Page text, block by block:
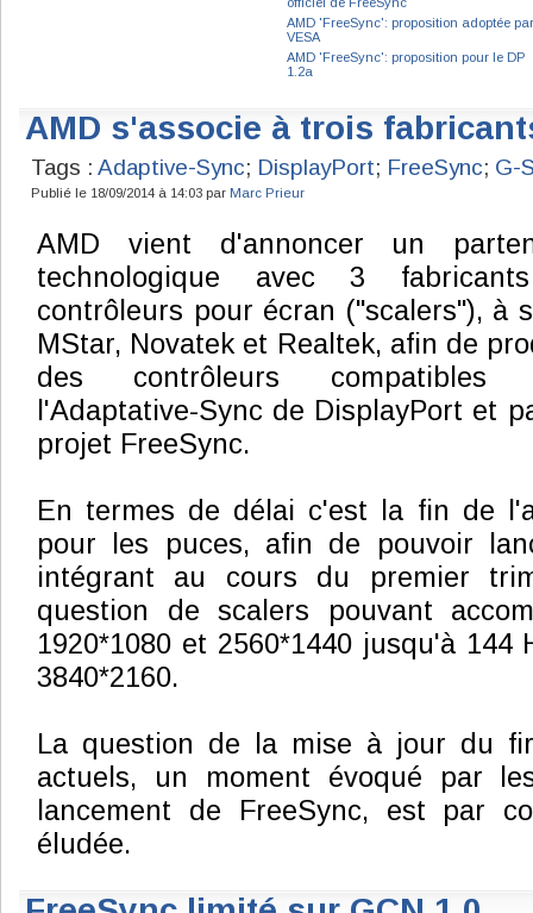
AMD 'FreeSync': proposition adoptée par
VESA
AMD 'FreeSync': proposition pour le DP
1.2a
AMD s'associe à trois
Tags : Adaptive-Sync; DisplayPort; FreeSync; G-
Publié le 18/09/2014 à 14:03 par Marc Prieur
AMD vient d'annoncer un
technologique avec 3
contrôleurs pour écran ("scalers"), à
MStar, Novatek et Realtek, afin de
des contrôleurs compatibles
l'Adaptative-Sync de DisplayPort et
projet FreeSync.
En termes de délai c'est la fin de
pour les puces, afin de pouvoir
intégrant au cours du premier
question de scalers pouvant
1920*1080 et 2560*1440 jusqu'à 144
3840*2160.
La question de la mise à jour du
actuels, un moment évoqué par
lancement de FreeSync, est par
éludée.